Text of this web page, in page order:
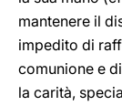
mantenere il
impedito di
comunione e
la carità,